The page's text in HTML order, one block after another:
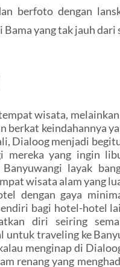
berfoto dengan
yang tak jauh dari
wisata,
berkat keindahannya
Dialoog menjadi
yang ingin
layak
wisata alam yang
dengan gaya
bagi hotel-hotel
diri seiring
traveling ke
menginap di
renang yang